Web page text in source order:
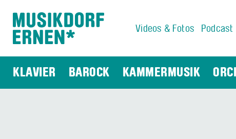
Videos & Fotos Podcast
KLAVIER BAROCK KAMMERMUSIK